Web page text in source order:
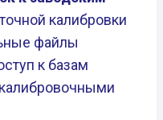
калибровки
файлы
к базам